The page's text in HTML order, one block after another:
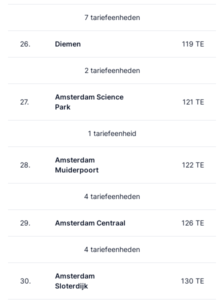
7 tariefeenheden
26. Diemen 119 TE
2 tariefeenheden
27.
Amsterdam Science
Park
121 TE
1 tariefeenheid
28.
Amsterdam
Muiderpoort
122 TE
4 tariefeenheden
29. Amsterdam Centraal 126 TE
4 tariefeenheden
30.
Amsterdam
Sloterdijk
130 TE